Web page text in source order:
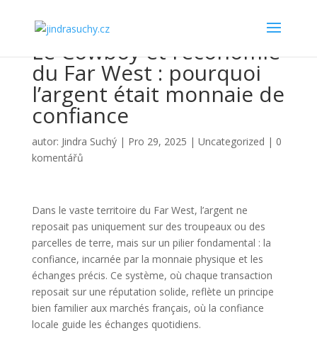
Le Cowboy et l’économie
du Far West : pourquoi
l’argent était monnaie de
confiance
autor: Jindra Suchý| Pro 29, 2025 | Uncategorized | 0
komentářů
Dans le vaste territoire du Far West, l’argent ne
reposait pas uniquement sur des troupeaux ou des
parcelles de terre, mais sur un pilier fondamental : la
confiance, incarnée par la monnaie physique et les
échanges précis. Ce système, où chaque transaction
reposait sur une réputation solide, reflète un principe
bien familier aux marchés français, où la confiance
locale guide les échanges quotidiens.